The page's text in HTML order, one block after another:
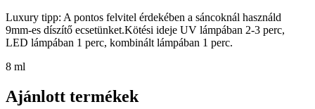
Luxury tipp: A pontos felvitel érdekében a sáncoknál használd
9mm-es díszítő ecsetünket.Kötési ideje UV lámpában 2-3 perc,
LED lámpában 1 perc, kombinált lámpában 1 perc.
8 ml
Ajánlott termékek